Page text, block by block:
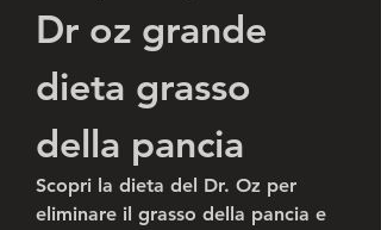
Dr oz grande
dieta grasso
della pancia
Scopri la dieta del Dr. Oz per
eliminare il grasso della pancia e